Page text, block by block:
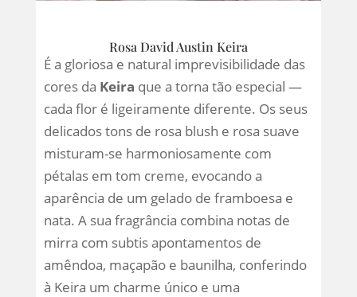
Rosa David Austin Keira
É a gloriosa e natural imprevisibilidade das
cores da Keira que a torna tão especial —
cada flor é ligeiramente diferente. Os seus
delicados tons de rosa blush e rosa suave
misturam-se harmoniosamente com
pétalas em tom creme, evocando a
aparência de um gelado de framboesa e
nata. A sua fragrância combina notas de
mirra com subtis apontamentos de
amêndoa, maçapão e baunilha, conferindo
à Keira um charme único e uma